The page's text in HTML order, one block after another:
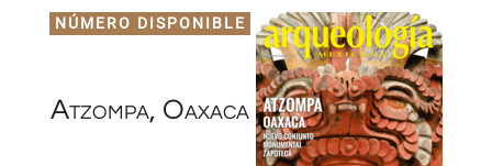
NÚMERO DISPONIBLE
Atzompa, Oaxaca